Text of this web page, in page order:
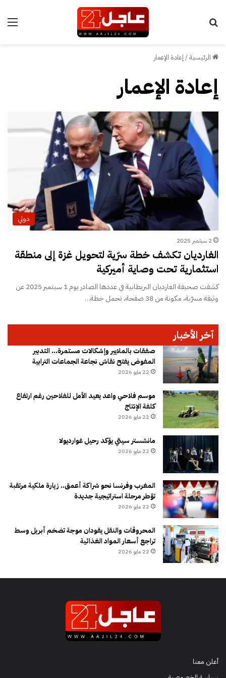
الرئيسية/ إعادة الإعمار
إعادة الإعمار
دولي
2 سبتمبر 2025
الغارديان تكشف خطة سرّية لتحويل غزة إلى منطقة
استثمارية تحت وصاية أميركية
كشفت صحيفة الغارديان البريطانية في عددها الصادر يوم 1 سبتمبر 2025 عن
وثيقة مسرّبة، مكونة من 38 صفحة، تحمل خطة…
آخر الأخبار
صفقات بالملايير وإشكالات مستمرة… التدبير
المفوض يفتح نقاش نجاعة الجماعات الترابية
22 مايو 2026
موسم فلاحي واعد يعيد الأمل للفلاحين رغم ارتفاع
كلفة الإنتاج
22 مايو 2026
مانشستر سيتي يؤكد رحيل غوارديولا
22 مايو 2026
المغرب وفرنسا نحو شراكة أعمق.. زيارة ملكية مرتقبة
تؤطر مرحلة استراتيجية جديدة
22 مايو 2026
المحروقات والنقل يقودان موجة تضخم أبريل وسط
تراجع أسعار المواد الغذائية
22 مايو 2026
أعلن معنا